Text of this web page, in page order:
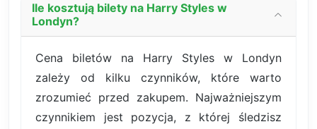
Ile kosztują bilety na Harry Styles w
Londyn?
Cena biletów na Harry Styles w Londyn
zależy od kilku czynników, które warto
zrozumieć przed zakupem. Najważniejszym
czynnikiem jest pozycja, z której śledzisz